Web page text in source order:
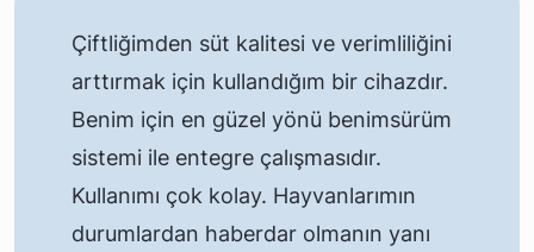
Çiftliğimden süt kalitesi ve verimliliğini
arttırmak için kullandığım bir cihazdır.
Benim için en güzel yönü benimsürüm
sistemi ile entegre çalışmasıdır.
Kullanımı çok kolay. Hayvanlarımın
durumlardan haberdar olmanın yanı